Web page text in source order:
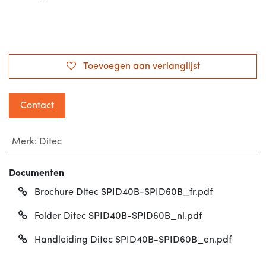
Toevoegen aan verlanglijst
Contact
Merk: Ditec
Documenten
Brochure Ditec SPID40B-SPID60B_fr.pdf
Folder Ditec SPID40B-SPID60B_nl.pdf
Handleiding Ditec SPID40B-SPID60B_en.pdf